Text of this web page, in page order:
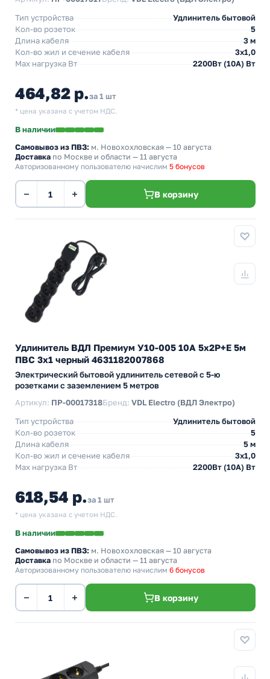
Тип устройства
Удлинитель бытовой
Кол-во розеток
5
Длина кабеля
3 м
Кол-во жил и сечение кабеля
3х1,0
Max нагрузка Вт
2200Вт (10А) Вт
464,82 р.за 1 шт
* цена указана с учетом НДС.
В наличии
Самовывоз из ПВЗ: м. Новохохловская — 10 августа
Доставка по Москве и области — 11 августа
Авторизованному пользователю начислим 5 бонусов
− + В корзину
Удлинитель ВДЛ Премиум У10-005 10А 5х2P+E 5м
ПВС 3х1 черный 4631182007868
Электрический бытовой удлинитель сетевой с 5-ю
розетками с заземлением 5 метров
Артикул: ПР-00017318Бренд: VDL Electro (ВДЛ Электро)
Тип устройства
Удлинитель бытовой
Кол-во розеток
5
Длина кабеля
5 м
Кол-во жил и сечение кабеля
3х1,0
Max нагрузка Вт
2200Вт (10А) Вт
618,54 р.за 1 шт
* цена указана с учетом НДС.
В наличии
Самовывоз из ПВЗ: м. Новохохловская — 10 августа
Доставка по Москве и области — 11 августа
Авторизованному пользователю начислим 6 бонусов
− + В корзину